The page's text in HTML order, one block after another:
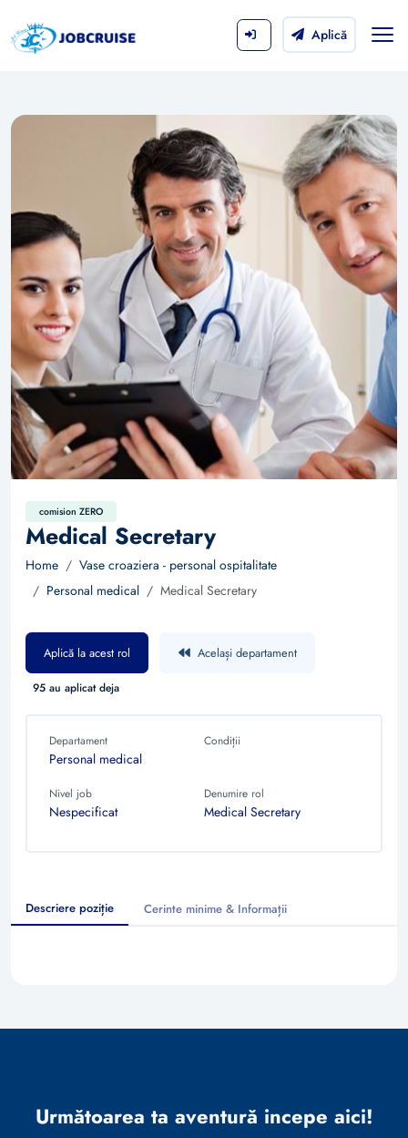
Aplică
comision ZERO
Medical Secretary
Home
Vase croaziera - personal ospitalitate
Personal medical
Medical Secretary
Aplică la acest rol Același departament
95 au aplicat deja
Departament
Personal medical
Condiții
Nivel job
Nespecificat
Denumire rol
Medical Secretary
Descriere poziție Cerinte minime & Informații
Următoarea ta aventură incepe aici!